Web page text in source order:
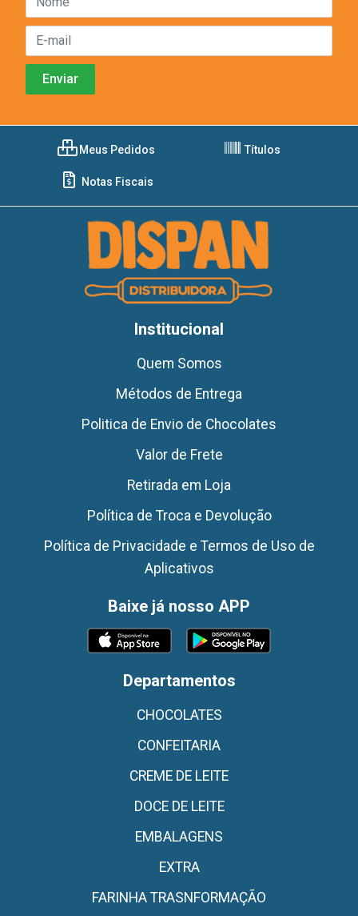
Meus Pedidos Títulos
Notas Fiscais
Institucional
Quem Somos
Métodos de Entrega
Politica de Envio de Chocolates
Valor de Frete
Retirada em Loja
Política de Troca e Devolução
Política de Privacidade e Termos de Uso de
Aplicativos
Baixe já nosso APP
Departamentos
CHOCOLATES
CONFEITARIA
CREME DE LEITE
DOCE DE LEITE
EMBALAGENS
EXTRA
FARINHA TRASNFORMAÇÃO